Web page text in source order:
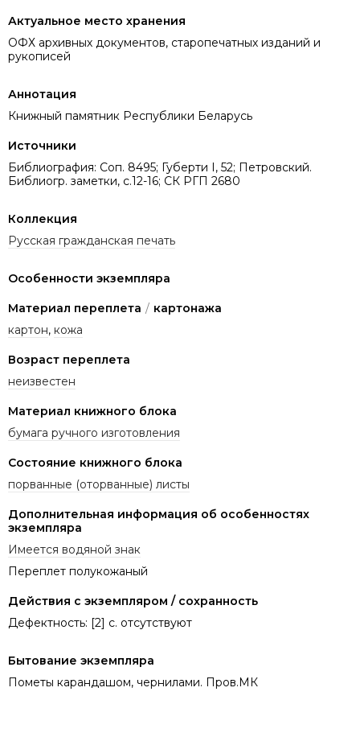
Актуальное место хранения
ОФХ архивных документов, старопечатных изданий и
рукописей
Аннотация
Книжный памятник Республики Беларусь
Источники
Библиография: Соп. 8495; Губерти I, 52; Петровский.
Библиогр. заметки, с.12-16; СК РГП 2680
Коллекция
Русская гражданская печать
Особенности экземпляра
Материал переплета / картонажа
картон, кожа
Возраст переплета
неизвестен
Материал книжного блока
бумага ручного изготовления
Состояние книжного блока
порванные (оторванные) листы
Дополнительная информация об особенностях
экземпляра
Имеется водяной знак
Переплет полукожаный
Действия с экземпляром / сохранность
Дефектность: [2] с. отсутствуют
Бытование экземпляра
Пометы карандашом, чернилами. Пров.МК